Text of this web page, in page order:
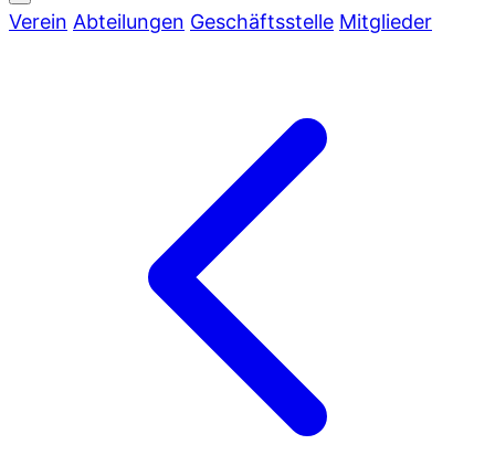
Verein Abteilungen Geschäftsstelle Mitglieder